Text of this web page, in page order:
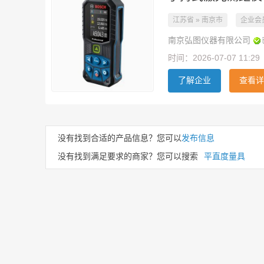
江苏省 » 南京市 企业会
南京弘图仪器有限公司
时间：2026-07-07 11:29
了解企业 查看
没有找到合适的产品信息？您可以发布信息
没有找到满足要求的商家？您可以搜索 平直度量具